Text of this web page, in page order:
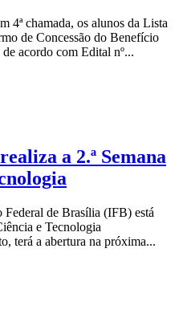
4ª chamada, os alunos da Lista
de Concessão do Benefício
acordo com Edital nº...
a 2.ª Semana
Federal de Brasília (IFB) está
e Tecnologia
terá a abertura na próxima...